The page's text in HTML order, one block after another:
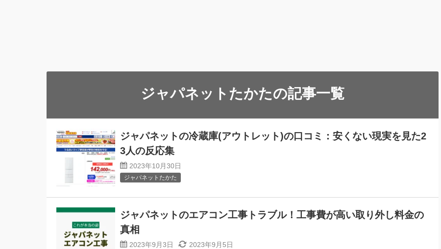
ジャパネットたかたの記事一覧
ジャパネットの冷蔵庫(アウトレット)の口コミ：安くない現実を見た2
3人の反応集
2023年10月30日
ジャパネットたかた
ジャパネットのエアコン工事トラブル！工事費が高い取り外し料金の
真相
2023年9月3日 2023年9月5日